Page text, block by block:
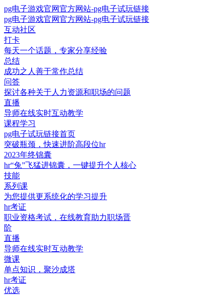
pg电子游戏官网官方网站-pg电子试玩链接
pg电子游戏官网官方网站-pg电子试玩链接
互动社区
打卡
每天一个话题，专家分享经验
总结
成功之人善于常作总结
问答
探讨各种关于人力资源和职场的问题
直播
导师在线实时互动教学
课程学习
pg电子试玩链接首页
突破瓶颈，快速进阶高段位hr
2023年终锦囊
hr“兔”飞猛进锦囊，一键提升个人核心
技能
系列课
为您提供更系统化的学习提升
hr考证
职业资格考试，在线教育助力职场晋
阶
直播
导师在线实时互动教学
微课
单点知识，聚沙成塔
hr考证
优选